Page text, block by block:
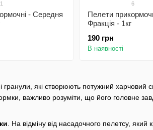
які створюють потужний харчовий
важливо розуміти, що його головне
. На відміну від насадочного пелетсу,
1
- Середня
6
Пелети
Фракція - 1кг
190 грн
В наявності